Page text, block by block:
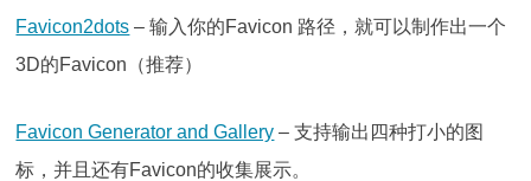
Favicon2dots – 输入你的Favicon 路径，就可以制作出一个
3D的Favicon（推荐）
Favicon Generator and Gallery – 支持输出四种打小的图
标，并且还有Favicon的收集展示。